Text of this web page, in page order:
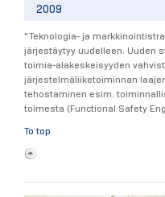
2009
"Teknologia- ja
järjestäytyy uudelleen. Uuden
toimia-alakeskeisyyden
järjestelmäliiketoiminnan
tehostaminen esim.
toimesta (Functional Safety
To top